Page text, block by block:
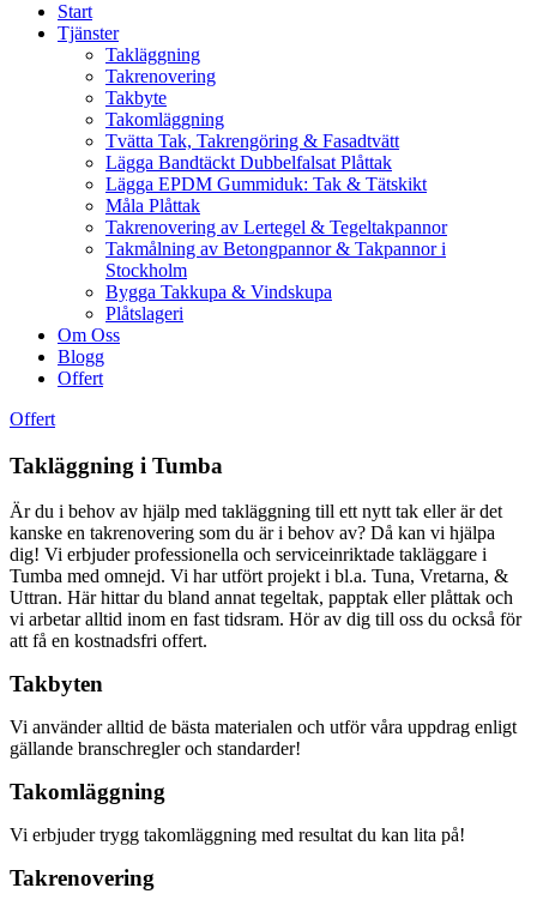
Start
Tjänster
Takläggning
Takrenovering
Takbyte
Takomläggning
Tvätta Tak, Takrengöring & Fasadtvätt
Lägga Bandtäckt Dubbelfalsat Plåttak
Lägga EPDM Gummiduk: Tak & Tätskikt
Måla Plåttak
Takrenovering av Lertegel & Tegeltakpannor
Takmålning av Betongpannor & Takpannor i
Stockholm
Bygga Takkupa & Vindskupa
Plåtslageri
Om Oss
Blogg
Offert
Offert
Takläggning i Tumba
Är du i behov av hjälp med takläggning till ett nytt tak eller är det
kanske en takrenovering som du är i behov av? Då kan vi hjälpa
dig! Vi erbjuder professionella och serviceinriktade takläggare i
Tumba med omnejd. Vi har utfört projekt i bl.a. Tuna, Vretarna, &
Uttran. Här hittar du bland annat tegeltak, papptak eller plåttak och
vi arbetar alltid inom en fast tidsram. Hör av dig till oss du också för
att få en kostnadsfri offert.
Takbyten
Vi använder alltid de bästa materialen och utför våra uppdrag enligt
gällande branschregler och standarder!
Takomläggning
Vi erbjuder trygg takomläggning med resultat du kan lita på!
Takrenovering